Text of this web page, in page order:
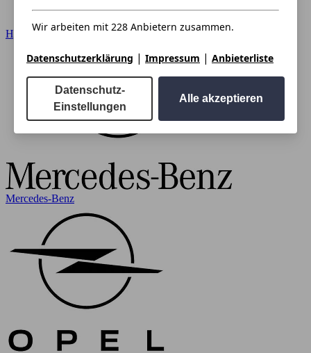
Hyundai
Mercedes-Benz
Wir arbeiten mit 228 Anbietern zusammen.
Datenschutzerklärung | Impressum | Anbieterliste
Datenschutz-
Einstellungen
Alle akzeptieren